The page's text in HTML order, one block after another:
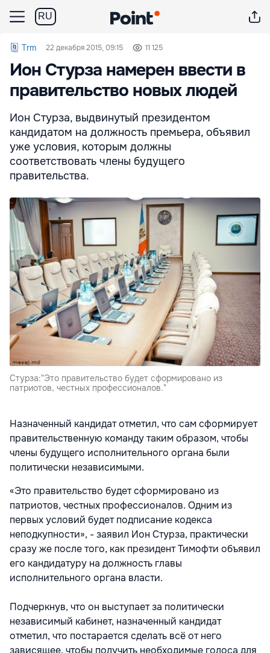
RU
Trm 22 декабря 2015, 09:15 11 125
Ион Стурза намерен ввести в
правительство новых людей
Ион Стурза, выдвинутый президентом
кандидатом на должность премьера, объявил
уже условия, которым должны
соответствовать члены будущего
правительства.
Стурза:"Это правительство будет сформировано из
патриотов, честных профессионалов."
Назначенный кандидат отметил, что сам сформирует
правительственную команду таким образом, чтобы
члены будущего исполнительного органа были
политически независимыми.
«Это правительство будет сформировано из
патриотов, честных профессионалов. Одним из
первых условий будет подписание кодекса
неподкупности», - заявил Ион Стурза, практически
сразу же после того, как президент Тимофти объявил
его кандидатуру на должность главы
исполнительного органа власти.
Подчеркнув, что он выступает за политически
независимый кабинет, назначенный кандидат
отметил, что постарается сделать всё от него
зависящее, чтобы получить необходимые голоса для